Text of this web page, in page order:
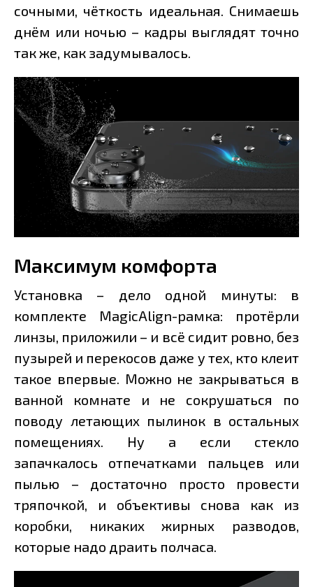
сочными, чёткость идеальная. Снимаешь
днём или ночью – кадры выглядят точно
так же, как задумывалось.
Максимум комфорта
Установка – дело одной минуты: в
комплекте MagicAlign-рамка: протёрли
линзы, приложили – и всё сидит ровно, без
пузырей и перекосов даже у тех, кто клеит
такое впервые. Можно не закрываться в
ванной комнате и не сокрушаться по
поводу летающих пылинок в остальных
помещениях. Ну а если стекло
запачкалось отпечатками пальцев или
пылью – достаточно просто провести
тряпочкой, и объективы снова как из
коробки, никаких жирных разводов,
которые надо драить полчаса.